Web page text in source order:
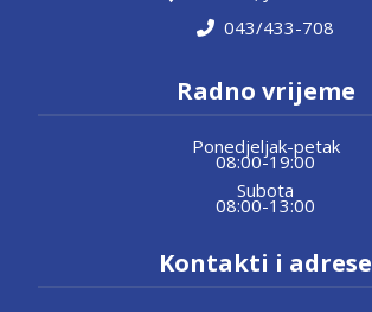
043/433-708
Radno vrijeme
Ponedjeljak-petak
08:00-19:00
Subota
08:00-13:00
Kontakti i adrese